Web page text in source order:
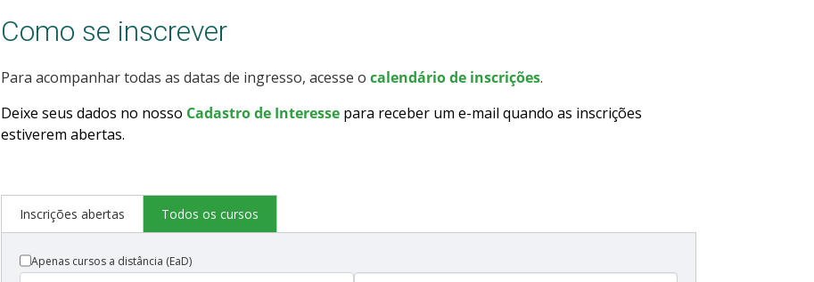
Como se inscrever
Para acompanhar todas as datas de ingresso, acesse o calendário de inscrições.
Deixe seus dados no nosso Cadastro de Interesse para receber um e-mail quando as inscrições
estiverem abertas.
Inscrições abertas Todos os cursos
Apenas cursos a distância (EaD)